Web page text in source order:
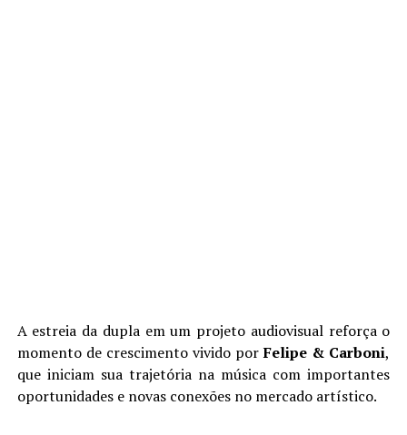
A estreia da dupla em um projeto audiovisual reforça o
momento de crescimento vivido porFelipe & Carboni,
que iniciam sua trajetória na música com importantes
oportunidades e novas conexões no mercado artístico.